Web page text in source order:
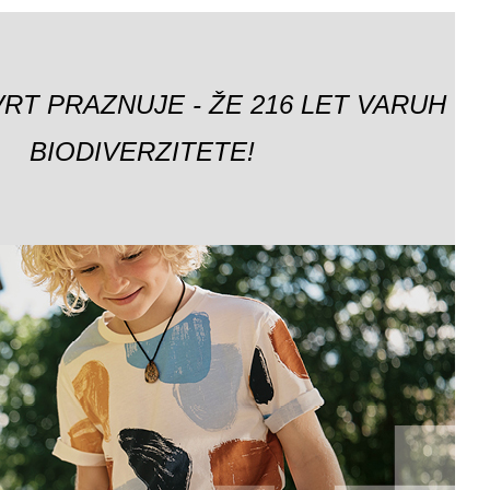
PRAZNUJE - ŽE 216 LET VARUH
BIODIVERZITETE!